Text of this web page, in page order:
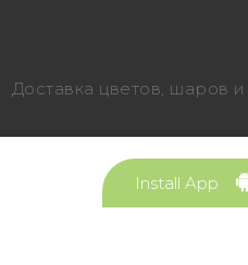
Доставка цветов, шаров
Install App